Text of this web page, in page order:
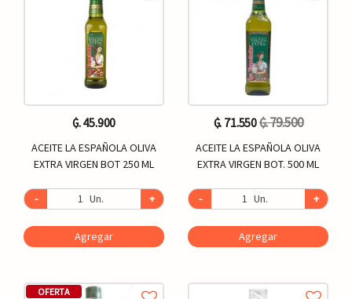
₲. 45.900
ACEITE LA ESPAÑOLA OLIVA
EXTRA VIRGEN BOT 250 ML
- Un. +
Agregar
₲. 71.550₲. 79.500
ACEITE LA ESPAÑOLA OLIVA
EXTRA VIRGEN BOT. 500 ML
- Un. +
Agregar
OFERTA